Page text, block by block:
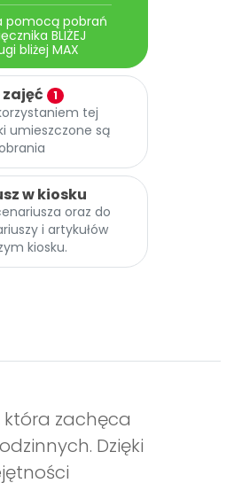
pomocą pobrań
BLIŻEJ
bliżej MAX
1
tej
umieszczone są
w kiosku
oraz do
i artykułów
kiosku.
która zachęca
Dzięki